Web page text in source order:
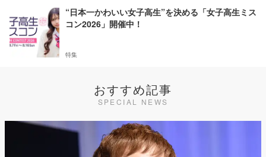
“日本一かわいい女子高生”を決める「女子高生ミス
コン2026」開催中！
特集
おすすめ記事
SPECIAL NEWS